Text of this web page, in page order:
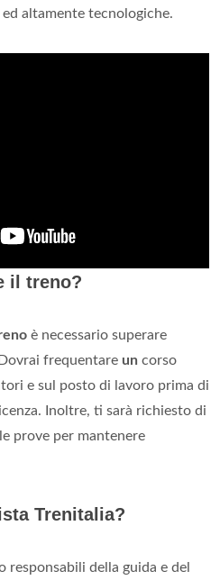
altamente tecnologiche.
il treno?
è necessario superare
frequentare un corso
e sul posto di lavoro prima di
Inoltre, ti sarà richiesto di
prove per mantenere
Trenitalia?
responsabili della guida e del